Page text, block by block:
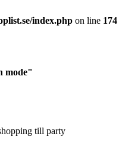
index.php on line 174
mode"
till party